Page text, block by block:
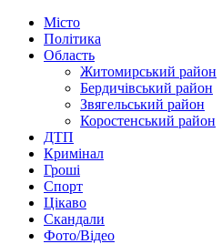
Місто
Політика
Область
Житомирський район
Бердичівський район
Звягельський район
Коростенський район
ДТП
Кримінал
Гроші
Спорт
Цікаво
Скандали
Фото/Відео